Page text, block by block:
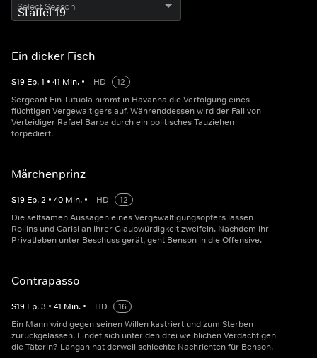
Select Season
Ein dicker Fisch
S19 Ep.1 • 41 Min. • HD
12
Sergeant Fin Tutuola nimmt in Havanna die Verfolgung eines
flüchtigen Vergewaltigers auf. Währenddessen wird der Fall von
Verteidiger Rafael Barba durch ein politisches Tauziehen
torpediert.
Märchenprinz
S19 Ep.2 • 40 Min. • HD
12
Die seltsamen Aussagen eines Vergewaltigungsopfers lassen
Rollins und Carisi an ihrer Glaubwürdigkeit zweifeln. Nachdem ihr
Privatleben unter Beschuss gerät, geht Benson in die Offensive.
Contrapasso
S19 Ep.3 • 41 Min. • HD
16
Ein Mann wird gegen seinen Willen kastriert und zum Sterben
zurückgelassen. Findet sich unter den drei weiblichen Verdächtigen
die Täterin? Langan hat derweil schlechte Nachrichten für Benson.